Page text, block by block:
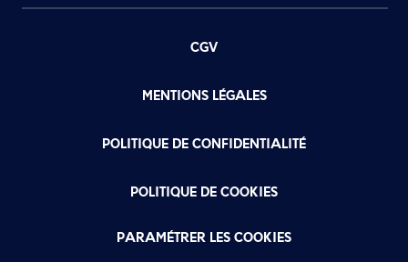
CGV
MENTIONS LÉGALES
POLITIQUE DE CONFIDENTIALITÉ
POLITIQUE DE COOKIES
PARAMÉTRER LES COOKIES